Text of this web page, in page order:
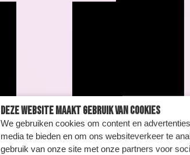
Deze website maakt gebruik van cookies
We gebruiken cookies om content en
media te bieden en om ons websiteverkeer te
gebruik van onze site met onze partners voor